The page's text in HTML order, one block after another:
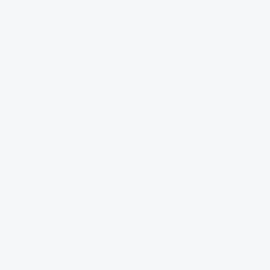
mindennapjaiba nyújt betekintést, mutatja be
nemzetiséghez tartozókat is. A kulturális
egyéb eseményeket stb., ami szintén szélesebb